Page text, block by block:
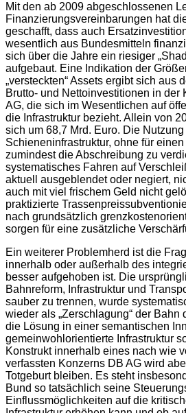
Mit den ab 2009 abgeschlossenen
Finanzierungsvereinbarungen hat
geschafft, dass auch
wesentlich aus Bundesmitteln
sich über die Jahre ein riesiger
aufgebaut. Eine Indikation der
„versteckten“ Assets ergibt sich aus
Brutto- und Nettoinvestitionen in der
AG, die sich im Wesentlichen auf
die Infrastruktur bezieht. Allein von
sich um 68,7 Mrd. Euro. Die Nutzung
Schieneninfrastruktur, ohne für
zumindest die Abschreibung zu
systematisches Fahren auf
aktuell ausgeblendet oder negiert,
auch mit viel frischem Geld nicht
praktizierte
nach grundsätzlich
sorgen für eine zusätzliche
Ein weiterer Problemherd ist die
innerhalb oder außerhalb des
besser aufgehoben ist. Die
Bahnreform, Infrastruktur und
sauber zu trennen, wurde
wieder als „Zerschlagung“ der Bahn
die Lösung in einer semantischen
gemeinwohlorientierte Infrastruktur
Konstrukt innerhalb eines nach wie
verfassten Konzerns DB AG wird
Totgeburt bleiben. Es steht
Bund so tatsächlich seine
Einflussmöglichkeiten auf die